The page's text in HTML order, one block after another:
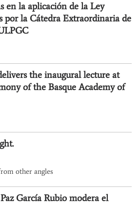
en la aplicación de la Ley
por la Cátedra Extraordinaria de
the inaugural lecture at
of the Basque Academy of
other angles
García Rubio modera el